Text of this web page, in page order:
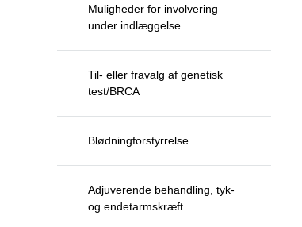
Muligheder for involvering
under indlæggelse
Til- eller fravalg af genetisk
test/BRCA
Blødningforstyrrelse
Adjuverende behandling, tyk-
og endetarmskræft